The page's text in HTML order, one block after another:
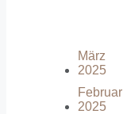
März
2025
Februar
2025